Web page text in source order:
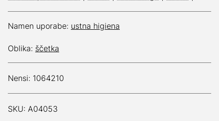
Namen uporabe: ustna higiena
Oblika: ščetka
Nensi: 1064210
SKU: A04053